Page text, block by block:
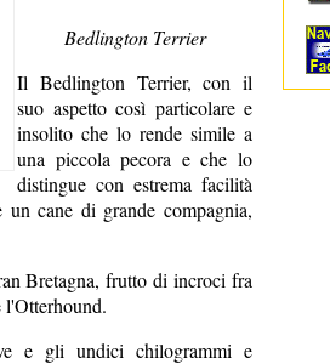
Bedlington Terrier
Il Bedlington Terrier, con il
suo aspetto così particolare e
insolito che lo rende simile a
una piccola pecora e che lo
distingue con estrema facilità
cane di grande compagnia,
Bretagna, frutto di incroci fra
e gli undici chilogrammi e